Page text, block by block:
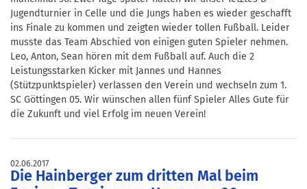
Jugendturnier in Celle und die Jungs haben es wieder geschafft
ins Finale zu kommen und zeigten wieder tollen Fußball. Leider
musste das Team Abschied von einigen guten Spieler nehmen.
Leo, Anton, Sean hören mit dem Fußball auf. Auch die 2
Leistungsstarken Kicker mit Jannes und Hannes
(Stützpunktspieler) verlassen den Verein und wechseln zum 1.
SC Göttingen 05. Wir wünschen allen fünf Spieler Alles Gute für
die Zukunft und viel Erfolg im neuen Verein!
02.06.2017
Die Hainberger zum dritten Mal beim